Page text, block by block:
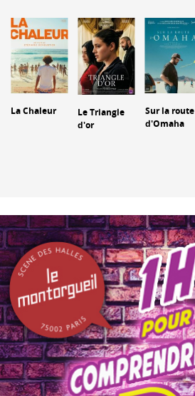
La Chaleur
Le Triangle
d'or
Sur la route
d'Omaha